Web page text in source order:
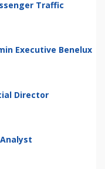
Traffic
Executive Benelux
Director